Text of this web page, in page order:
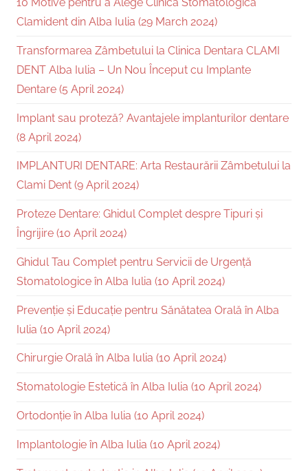
Clamident din Alba Iulia (29 March 2024)
Transformarea Zâmbetului la Clinica Dentara CLAMI
DENT Alba Iulia – Un Nou Început cu Implante
Dentare (5 April 2024)
Implant sau proteză? Avantajele implanturilor dentare
(8 April 2024)
IMPLANTURI DENTARE: Arta Restaurării Zâmbetului la
Clami Dent (9 April 2024)
Proteze Dentare: Ghidul Complet despre Tipuri și
Îngrijire (10 April 2024)
Ghidul Tau Complet pentru Servicii de Urgență
Stomatologice în Alba Iulia (10 April 2024)
Prevenție și Educație pentru Sănătatea Orală în Alba
Iulia (10 April 2024)
Chirurgie Orală în Alba Iulia (10 April 2024)
Stomatologie Estetică în Alba Iulia (10 April 2024)
Ortodonție în Alba Iulia (10 April 2024)
Implantologie în Alba Iulia (10 April 2024)